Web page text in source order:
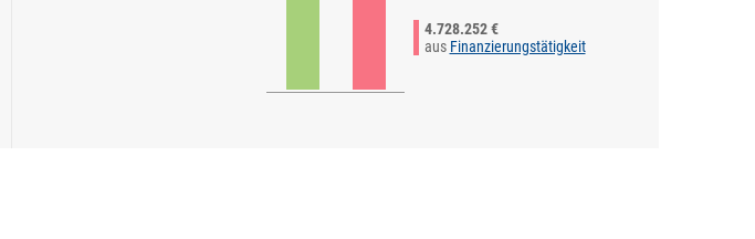
4.728.252 €
aus Finanzierungstätigkeit